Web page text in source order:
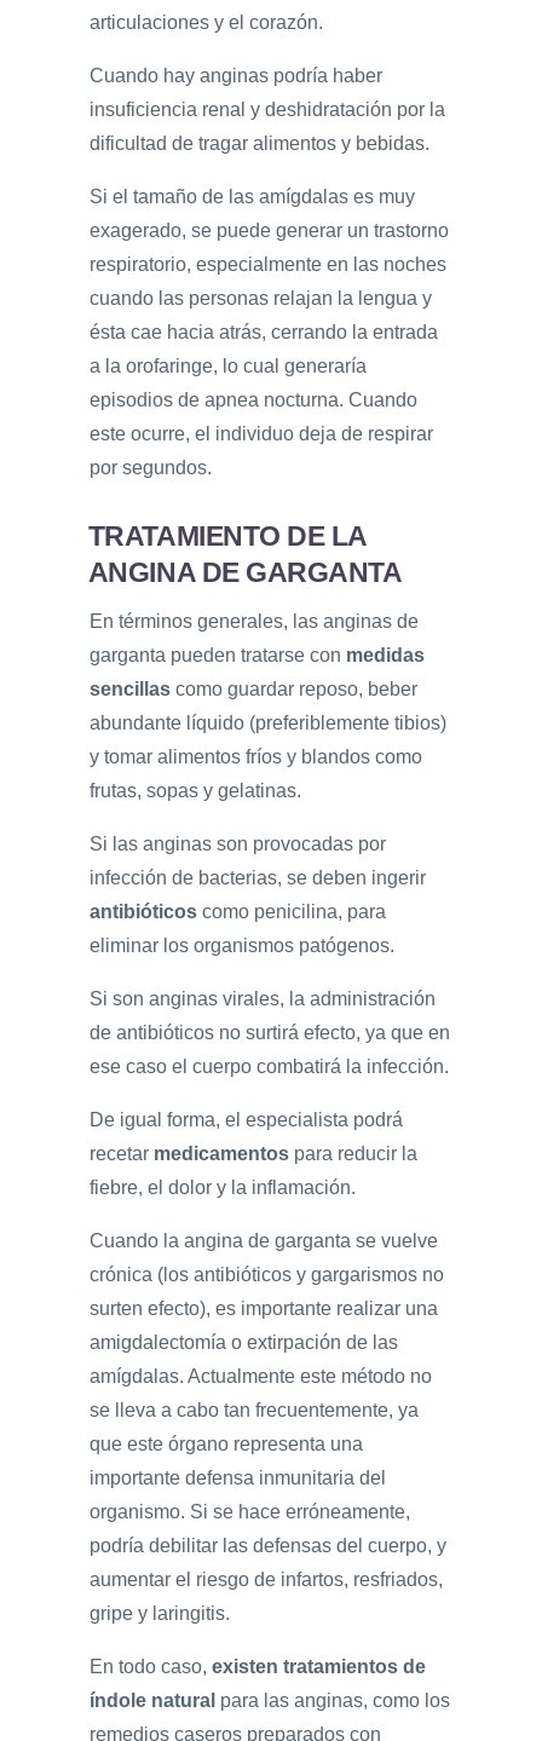
articulaciones y el corazón.
Cuando hay anginas podría haber
insuficiencia renal y deshidratación por la
dificultad de tragar alimentos y bebidas.
Si el tamaño de las amígdalas es muy
exagerado, se puede generar un trastorno
respiratorio, especialmente en las noches
cuando las personas relajan la lengua y
ésta cae hacia atrás, cerrando la entrada
a la orofaringe, lo cual generaría
episodios de apnea nocturna. Cuando
este ocurre, el individuo deja de respirar
por segundos.
TRATAMIENTO DE LA
ANGINA DE GARGANTA
En términos generales, las anginas de
garganta pueden tratarse con medidas
sencillas como guardar reposo, beber
abundante líquido (preferiblemente tibios)
y tomar alimentos fríos y blandos como
frutas, sopas y gelatinas.
Si las anginas son provocadas por
infección de bacterias, se deben ingerir
antibióticos como penicilina, para
eliminar los organismos patógenos.
Si son anginas virales, la administración
de antibióticos no surtirá efecto, ya que en
ese caso el cuerpo combatirá la infección.
De igual forma, el especialista podrá
recetar medicamentos para reducir la
fiebre, el dolor y la inflamación.
Cuando la angina de garganta se vuelve
crónica (los antibióticos y gargarismos no
surten efecto), es importante realizar una
amigdalectomía o extirpación de las
amígdalas. Actualmente este método no
se lleva a cabo tan frecuentemente, ya
que este órgano representa una
importante defensa inmunitaria del
organismo. Si se hace erróneamente,
podría debilitar las defensas del cuerpo, y
aumentar el riesgo de infartos, resfriados,
gripe y laringitis.
En todo caso, existen tratamientos de
índole natural para las anginas, como los
remedios caseros preparados con